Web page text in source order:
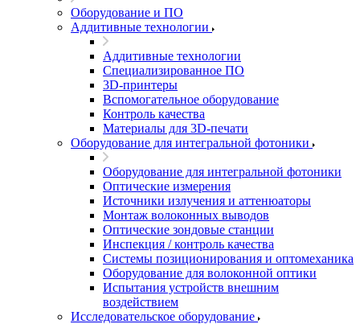
Оборудование и ПО
Аддитивные технологии
Аддитивные технологии
Специализированное ПО
3D-принтеры
Вспомогательное оборудование
Контроль качества
Материалы для 3D-печати
Оборудование для интегральной фотоники
Оборудование для интегральной фотоники
Оптические измерения
Источники излучения и аттенюаторы
Монтаж волоконных выводов
Оптические зондовые станции
Инспекция / контроль качества
Системы позиционирования и оптомеханика
Оборудование для волоконной оптики
Испытания устройств внешним
воздействием
Исследовательское оборудование